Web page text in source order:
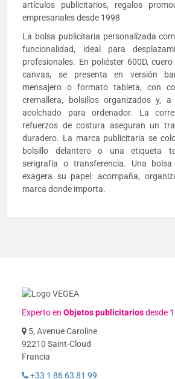
artículos publicitarios, regalos
empresariales desde 1998
La bolsa publicitaria personalizada
funcionalidad, ideal para
profesionales. En poliéster 600D,
canvas, se presenta en versión
mensajero o formato tableta, con
cremallera, bolsillos organizados y,
acolchado para ordenador. La
refuerzos de costura aseguran un
duradero. La marca publicitaria se
bolsillo delantero o una etiqueta
serigrafía o transferencia. Una
exagera su papel: acompaña,
marca donde importa.
Experto enObjetos publicitariosdesde
5, Avenue Caroline
92210 Saint-Cloud
Francia
+33 1 86 63 81 99